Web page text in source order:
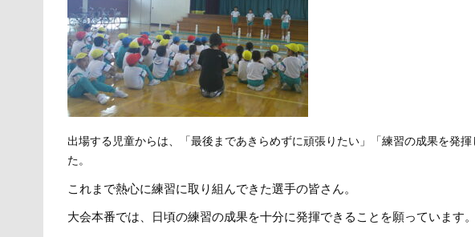
出場する児童からは、「最後まであきらめずに頑張りたい」「練習の成果を発
た。
これまで熱心に練習に取り組んできた選手の皆さん。
大会本番では、日頃の練習の成果を十分に発揮できることを願っています。